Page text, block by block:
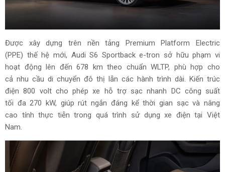
Được xây dựng trên nền tảng Premium Platform Electric
(PPE) thế hệ mới, Audi S6 Sportback e-tron sở hữu phạm vi
hoạt động lên đến 678 km theo chuẩn WLTP, phù hợp cho
cả nhu cầu di chuyển đô thị lẫn các hành trình dài. Kiến trúc
điện 800 volt cho phép xe hỗ trợ sạc nhanh DC công suất
tối đa 270 kW, giúp rút ngắn đáng kể thời gian sạc và nâng
cao tính thực tiễn trong quá trình sử dụng xe điện tại Việt
Nam.